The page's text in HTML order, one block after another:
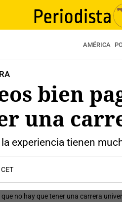
AMÉRICA
bien
una
experiencia tienen